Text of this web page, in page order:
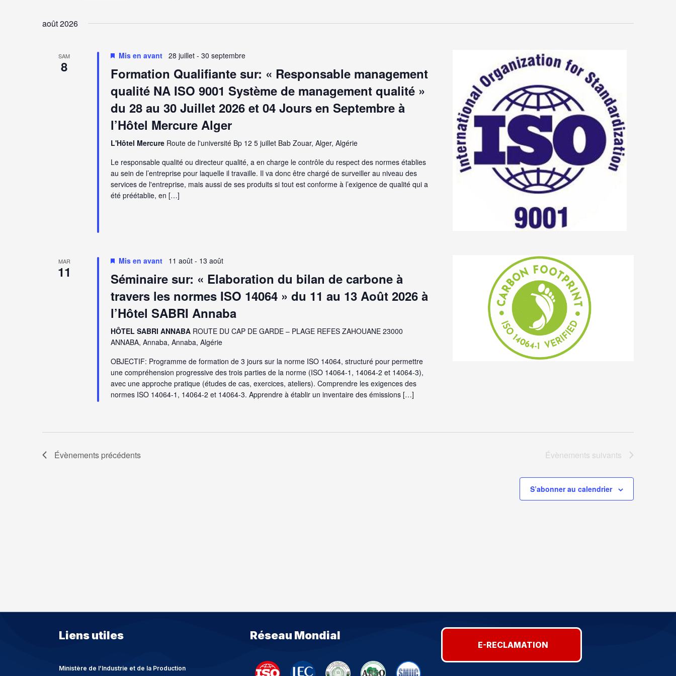
vues
date.
août 2026
SAM
8
Mis en avant 28 juillet- 30 septembre
Formation Qualifiante sur: « Responsable management
qualité NA ISO 9001 Système de management qualité »
du 28 au 30 Juillet 2026 et 04 Jours en Septembre à
l’Hôtel Mercure Alger
L'Hôtel Mercure Route de l'université Bp 12 5 juillet Bab Zouar, Alger, Algérie
Le responsable qualité ou directeur qualité, a en charge le contrôle du respect des normes établies
au sein de l’entreprise pour laquelle il travaille. Il va donc être chargé de surveiller au niveau des
services de l'entreprise, mais aussi de ses produits si tout est conforme à l’exigence de qualité qui a
été préétablie, en […]
MAR
11
Mis en avant 11 août- 13 août
Séminaire sur: « Elaboration du bilan de carbone à
travers les normes ISO 14064 » du 11 au 13 Août 2026 à
l’Hôtel SABRI Annaba
HÔTEL SABRI ANNABA ROUTE DU CAP DE GARDE – PLAGE REFES ZAHOUANE 23000
ANNABA, Annaba, Annaba, Algérie
OBJECTIF: Programme de formation de 3 jours sur la norme ISO 14064, structuré pour permettre
une compréhension progressive des trois parties de la norme (ISO 14064-1, 14064-2 et 14064-3),
avec une approche pratique (études de cas, exercices, ateliers). Comprendre les exigences des
normes ISO 14064-1, 14064-2 et 14064-3. Apprendre à établir un inventaire des émissions […]
Évènements précédents Évènements suivants
S’abonner au calendrier
Liens utiles
Ministère de l’Industrie et de la Production
Réseau Mondial
E-RECLAMATION